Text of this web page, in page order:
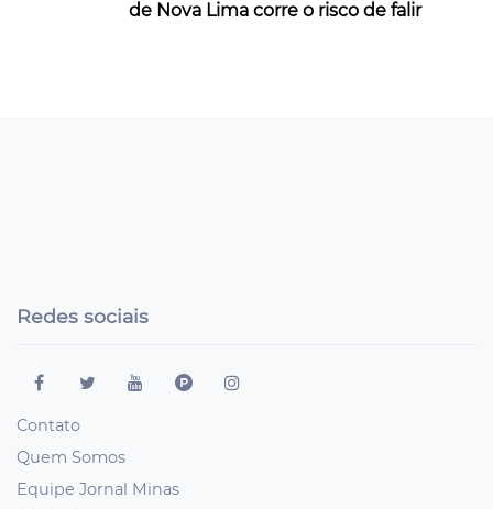
de Nova Lima corre o risco de falir
Redes sociais
Contato
Quem Somos
Equipe Jornal Minas